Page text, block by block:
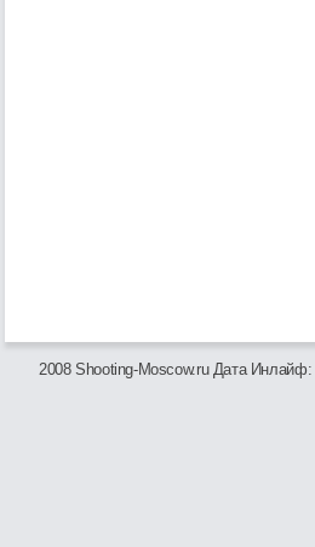
2008 Shooting-Moscow.ru Дата Инлайф: